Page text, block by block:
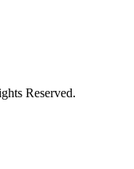
Reserved.